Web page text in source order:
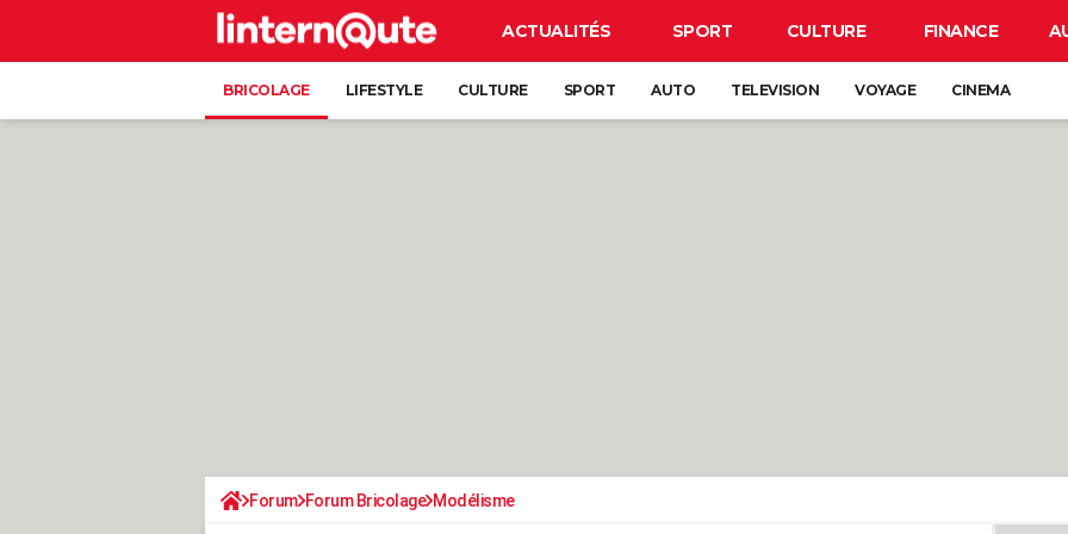
ACTUALITÉS SPORT CULTURE FINANCE
BRICOLAGE LIFESTYLE CULTURE SPORT AUTO TELEVISION VOYAGE CINEMA
Forum Forum Bricolage Modélisme